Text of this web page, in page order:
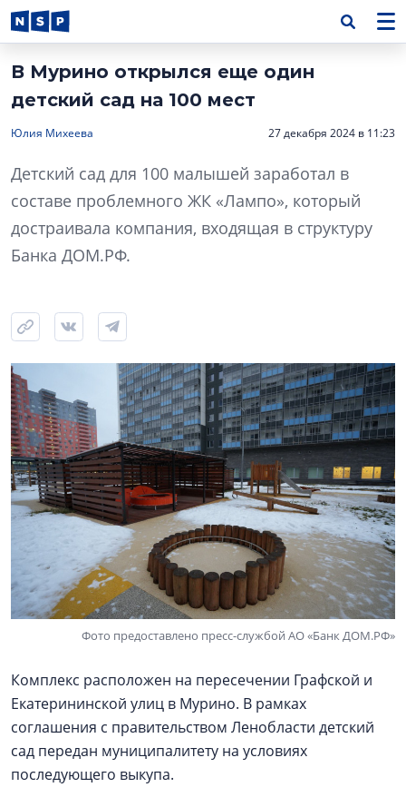
В Мурино открылся еще один
детский сад на 100 мест
Юлия Михеева 27 декабря 2024 в 11:23
Детский сад для 100 малышей заработал в
составе проблемного ЖК «Лампо», который
достраивала компания, входящая в структуру
Банка ДОМ.РФ.
Фото предоставлено пресс-службой АО «Банк ДОМ.РФ»
Комплекс расположен на пересечении Графской и
Екатерининской улиц в Мурино. В рамках
соглашения с правительством Ленобласти детский
сад передан муниципалитету на условиях
последующего выкупа.